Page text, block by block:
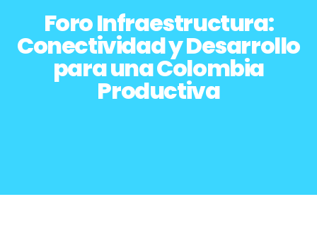
Foro Infraestructura:
Conectividad y Desarrollo
para una Colombia
Productiva